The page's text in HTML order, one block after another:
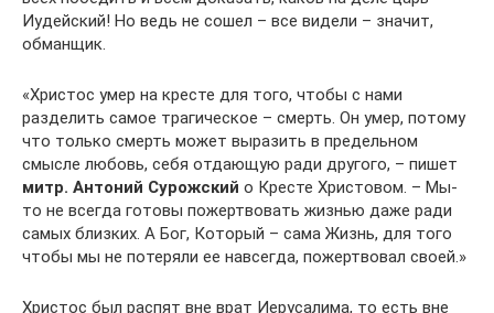
Иудейский! Но ведь не сошел – все видели – значит,
обманщик.
«Христос умер на кресте для того, чтобы с нами
разделить самое трагическое – смерть. Он умер, потому
что только смерть может выразить в предельном
смысле любовь, себя отдающую ради другого, – пишет
митр. Антоний Сурожский о Кресте Христовом. – Мы-
то не всегда готовы пожертвовать жизнью даже ради
самых близких. А Бог, Который – сама Жизнь, для того
чтобы мы не потеряли ее навсегда, пожертвовал своей.»
Христос был распят вне врат Иерусалима, то есть вне